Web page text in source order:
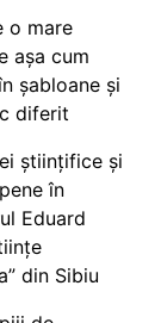
o mare
așa cum
șabloane și
diferit
științifice și
în
Eduard
din Sibiu